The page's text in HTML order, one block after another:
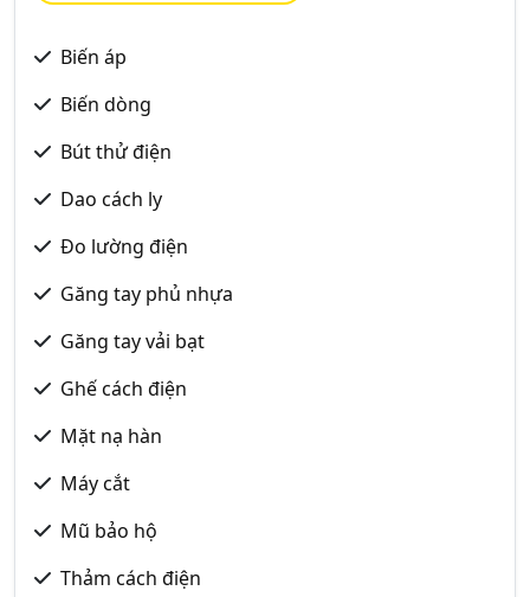
Biến áp
Biến dòng
Bút thử điện
Dao cách ly
Đo lường điện
Găng tay phủ nhựa
Găng tay vải bạt
Ghế cách điện
Mặt nạ hàn
Máy cắt
Mũ bảo hộ
Thảm cách điện